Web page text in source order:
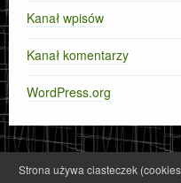
Kanał wpisów
Kanał komentarzy
WordPress.org
Strona używa ciasteczek